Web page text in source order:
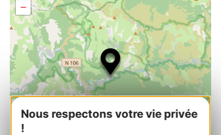
Nous respectons votre vie privée
!
−